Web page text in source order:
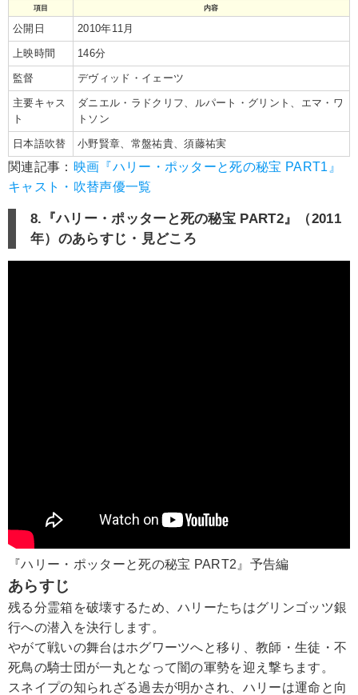
項目 内容
公開日 2010年11月
上映時間 146分
監督 デヴィッド・イェーツ
主要キャス
ト
ダニエル・ラドクリフ、ルパート・グリント、エマ・ワ
トソン
日本語吹替 小野賢章、常盤祐貴、須藤祐実
関連記事： 映画『ハリー・ポッターと死の秘宝 PART1』
キャスト・吹替声優一覧
8.『ハリー・ポッターと死の秘宝 PART2』（2011
年）のあらすじ・見どころ
『ハリー・ポッターと死の秘宝 PART2』予告編
あらすじ
残る分霊箱を破壊するため、ハリーたちはグリンゴッツ銀
行への潜入を決行します。
やがて戦いの舞台はホグワーツへと移り、教師・生徒・不
死鳥の騎士団が一丸となって闇の軍勢を迎え撃ちます。
スネイプの知られざる過去が明かされ、ハリーは運命と向